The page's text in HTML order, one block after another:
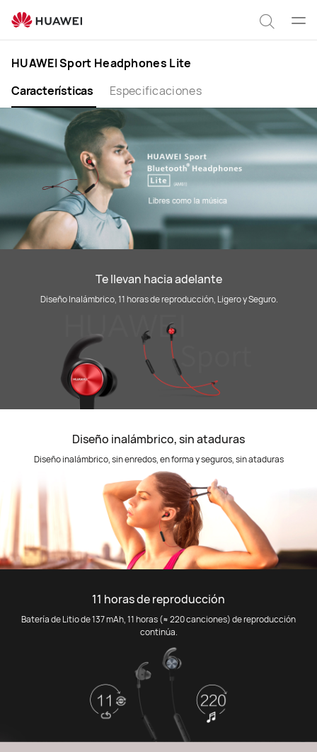
HUAWEI
Sport
Headphones
Lite
Abrir
HUAWEI Sport Headphones Lite
Características
Especificaciones
Te llevan hacia adelante
Diseño Inalámbrico, 11 horas de reproducción, Ligero y Seguro.
Diseño inalámbrico, sin ataduras
Diseño inalámbrico, sin enredos, en forma y seguros, sin ataduras
11 horas de reproducción
Batería de Litio de 137 mAh, 11 horas (≈ 220 canciones) de reproducción
continúa.